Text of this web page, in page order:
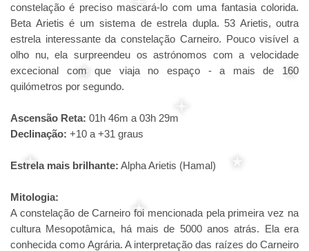
constelação é preciso mascará-lo com uma fantasia colorida.
Beta Arietis é um sistema de estrela dupla. 53 Arietis, outra
estrela interessante da constelação Carneiro. Pouco visível a
olho nu, ela surpreendeu os astrónomos com a velocidade
excecional com que viaja no espaço - a mais de 160
quilómetros por segundo.
Ascensão Reta: 01h 46m a 03h 29m
Declinação: +10 a +31 graus
Estrela mais brilhante: Alpha Arietis (Hamal)
Mitologia:
A constelação de Carneiro foi mencionada pela primeira vez na
cultura Mesopotâmica, há mais de 5000 anos atrás. Ela era
conhecida como Agrária. A interpretação das raízes do Carneiro